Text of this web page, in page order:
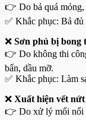
👉 Do bả quá mỏng,
✅ Khắc phục: Bả
❌ Sơn phủ bị bong
👉 Do không thi
bẩn, dầu mỡ.
✅ Khắc phục: Làm
❌ Xuất hiện vết
👉 Do xử lý mối nối